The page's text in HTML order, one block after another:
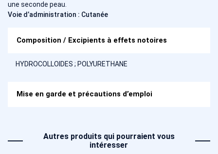
une seconde peau.
Voie d’administration : Cutanée
Composition / Excipients à effets notoires
HYDROCOLLOIDES ; POLYURETHANE
Mise en garde et précautions d’emploi
Autres produits qui pourraient vous
intéresser